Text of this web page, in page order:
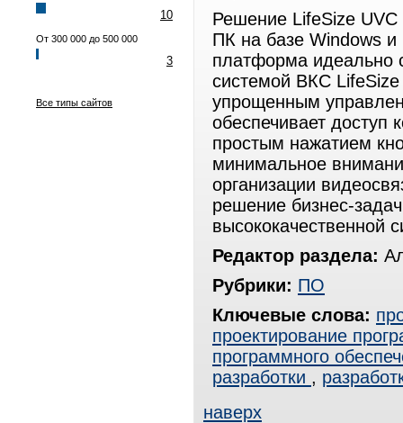
10
От 300 000 до 500 000
3
Все типы сайтов
Решение LifeSize
ПК на базе Windows
платформа идеально
системой ВКС LifeSize
упрощенным
обеспечивает доступ
простым нажатием
минимальное
организации
решение бизнес-
высококачественной
Редактор раздела:
Рубрики: ПО
Ключевые слова:
проектирование
программного
разработки ,
наверх